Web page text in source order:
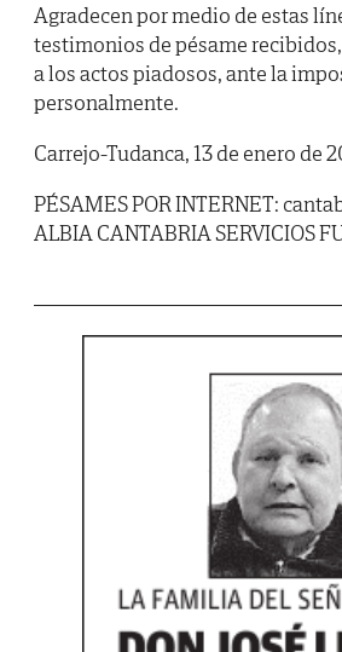
Agradecen por medio de estas
testimonios de pésame
a los actos piadosos, ante la
personalmente.
Carrejo-Tudanca, 13 de enero de
PÉSAMES POR INTERNET:
ALBIA CANTABRIA SERVICIOS